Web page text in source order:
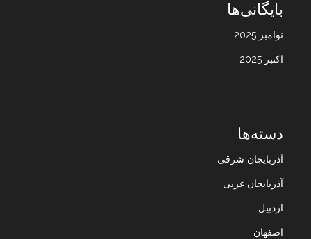
بایگانی‌ها
نوامبر 2025
اکتبر 2025
دسته‌ها
آذربایجان شرقی
آذربایجان غربی
اردبیل
اصفهان